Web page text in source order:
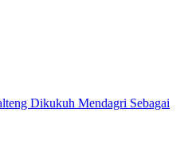
Dikukuh Mendagri Sebagai